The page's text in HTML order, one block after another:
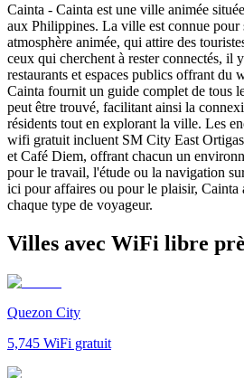
Cainta - Cainta est une ville animée
aux Philippines. La ville est connue pour
atmosphère animée, qui attire des
ceux qui cherchent à rester connectés, il
restaurants et espaces publics offrant
Cainta fournit un guide complet de tous
peut être trouvé, facilitant ainsi la
résidents tout en explorant la ville. Les
wifi gratuit incluent SM City East
et Café Diem, offrant chacun un
pour le travail, l'étude ou la navigation
ici pour affaires ou pour le plaisir, Cainta
chaque type de voyageur.
Villes avec WiFi libre
Quezon City
5,745 WiFi gratuit